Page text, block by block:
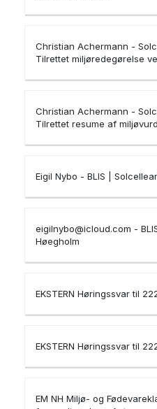
Christian Achermann -
Tilrettet miljøredegørelse
Christian Achermann -
Tilrettet resume af
Eigil Nybo - BLIS |
eigilnybo@icloud.com -
Høegholm
EKSTERN Høringssvar til
EKSTERN Høringssvar til
EM NH Miljø- og